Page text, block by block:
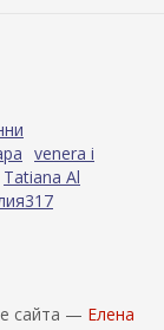
venera i
Tatiana Al
сайта — Елена